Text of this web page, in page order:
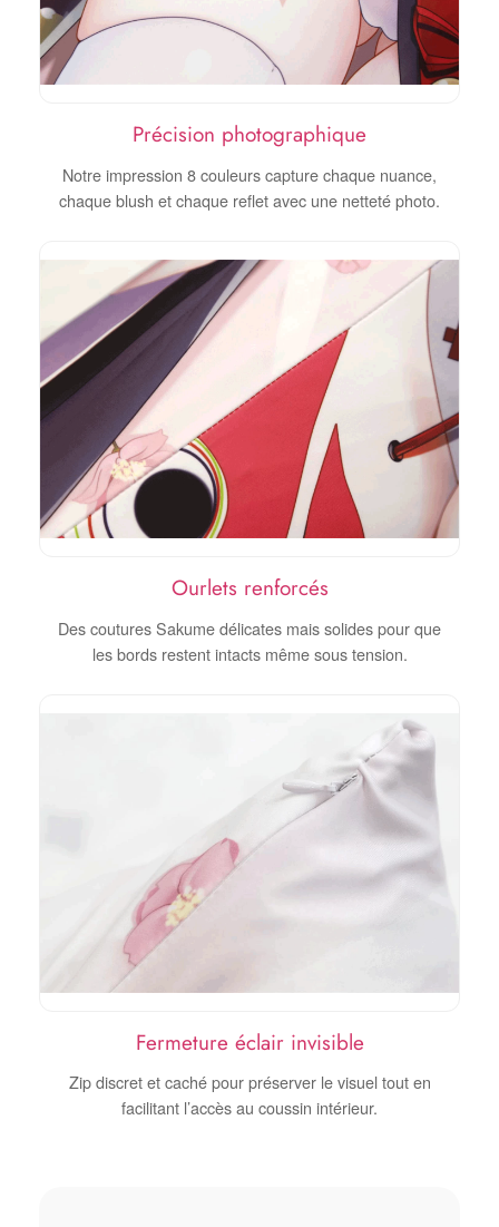
Précision photographique
Notre impression 8 couleurs capture chaque nuance,
chaque blush et chaque reflet avec une netteté photo.
Ourlets renforcés
Des coutures Sakume délicates mais solides pour que
les bords restent intacts même sous tension.
Fermeture éclair invisible
Zip discret et caché pour préserver le visuel tout en
facilitant l’accès au coussin intérieur.